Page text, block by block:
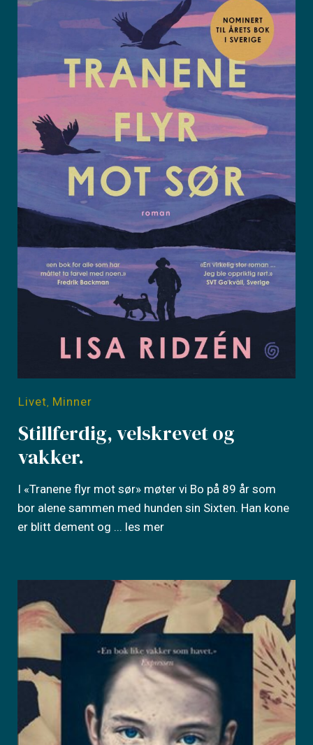
Livet Minner
Stillferdig, velskrevet og
vakker.
I «Tranene flyr mot sør» møter vi Bo på 89 år som
bor alene sammen med hunden sin Sixten. Han kone
er blitt dement og ... les mer